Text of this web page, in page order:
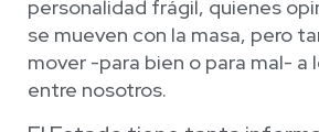
personalidad frágil, quienes
se mueven con la masa, pero
mover -para bien o para mal- a
entre nosotros.